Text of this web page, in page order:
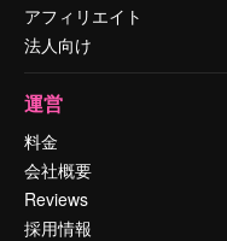
アフィリエイト
法人向け
運営
料金
会社概要
Reviews
採用情報